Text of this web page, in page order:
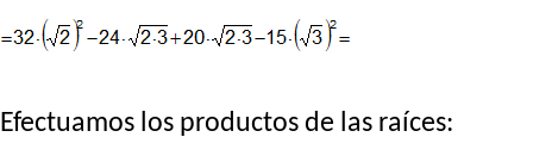
Efectuamos los productos de las raíces: